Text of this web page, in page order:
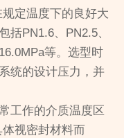
定温度下的良好大
括PN1.6、PN2.5、
等。选型时
统的设计压力，并
工作的介质温度区
视密封材料而